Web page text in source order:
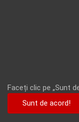
Faceți clic pe „Sunt
Sunt de acord!